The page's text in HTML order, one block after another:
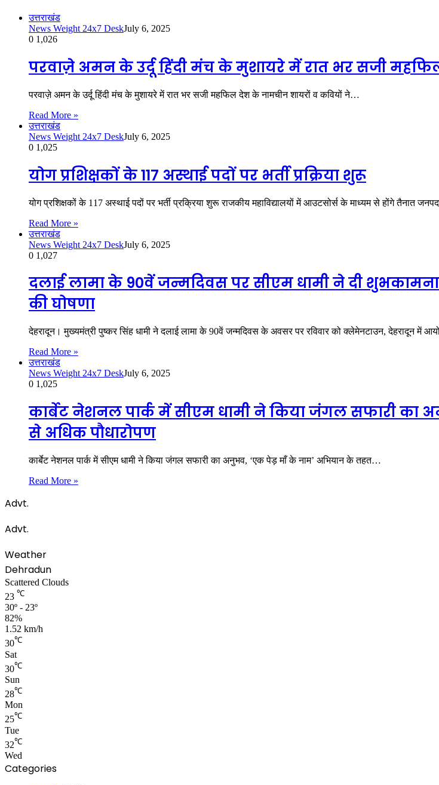
उत्तराखंड
News Weight 24x7 DeskJuly 6, 2025
0 1,026
परवाज़े अमन के उर्दू हिंदी मंच के मुशायरे में रात भर सजी
परवाज़े अमन के उर्दू हिंदी मंच के मुशायरे में रात भर सजी महफिल देश के नामचीन शायरों व कवियों ने…
Read More »
उत्तराखंड
News Weight 24x7 DeskJuly 6, 2025
0 1,025
योग प्रशिक्षकों के 117 अस्थाई पदों पर भर्ती प्रक्रिया शुरू
योग प्रशिक्षकों के 117 अस्थाई पदों पर भर्ती प्रक्रिया शुरू राजकीय महाविद्यालयों में आउटसोर्स के माध्यम से होंगे तैनात
Read More »
उत्तराखंड
News Weight 24x7 DeskJuly 6, 2025
0 1,027
दलाई लामा के 90वें जन्मदिवस पर सीएम धामी ने दी
की घोषणा
देहरादून। मुख्यमंत्री पुष्कर सिंह धामी ने दलाई लामा के 90वें जन्मदिवस के अवसर पर रविवार को क्लेमेनटाउन, देहरादून में
Read More »
उत्तराखंड
News Weight 24x7 DeskJuly 6, 2025
0 1,025
कार्बेट नेशनल पार्क में सीएम धामी ने किया जंगल सफारी का
से अधिक पौधारोपण
कार्बेट नेशनल पार्क में सीएम धामी ने किया जंगल सफारी का अनुभव, ‘एक पेड़ माँ के नाम’ अभियान के तहत…
Read More »
Advt.
Advt.
Weather
Dehradun
Scattered Clouds
23 ℃
30º - 23º
82%
1.52 km/h
30℃
Sat
30℃
Sun
28℃
Mon
25℃
Tue
32℃
Wed
Categories